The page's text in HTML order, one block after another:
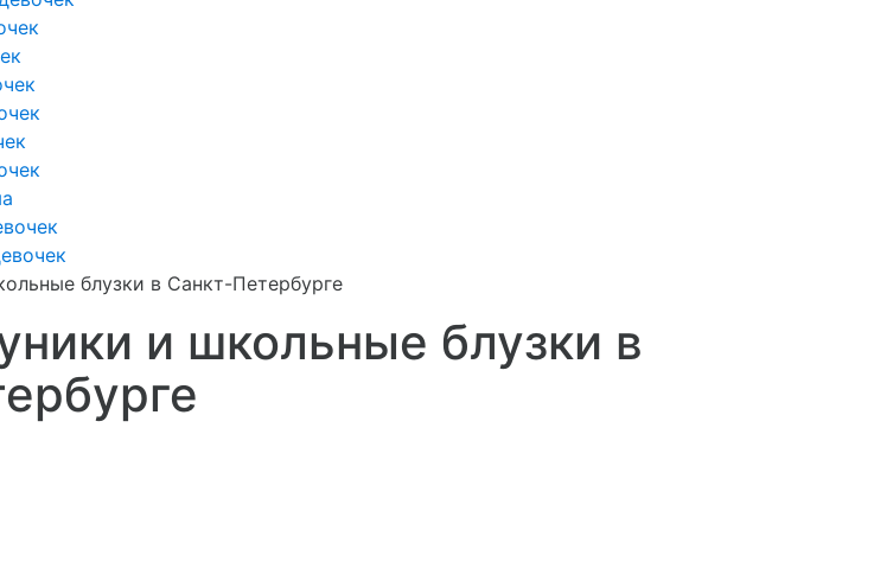
блузки в Санкт-Петербурге
и школьные блузки в